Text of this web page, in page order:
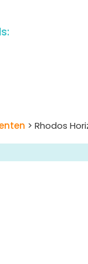
> Rhodos